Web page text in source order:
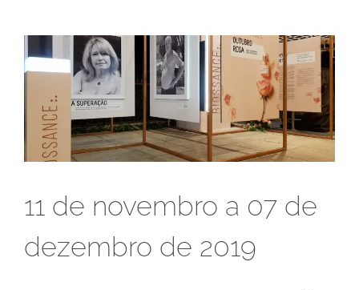
11 de novembro a 07 de
dezembro de 2019